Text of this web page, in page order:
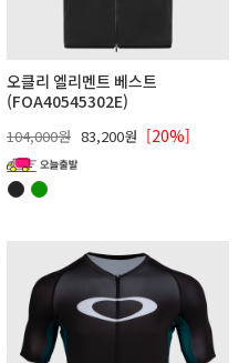
오클리 엘리멘트 베스트
(FOA40545302E)
104,000원 83,200원 [20%]